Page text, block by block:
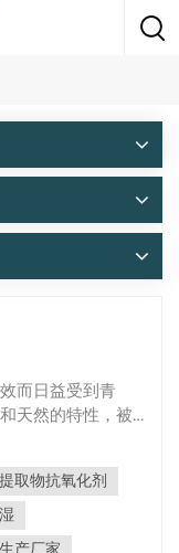
而日益受到青
天然的特性，被
本文将介绍两款
航空 和
的来源、特性和
科植物艾蒿的干
机酸、矿物质、
取物抗氧化剂